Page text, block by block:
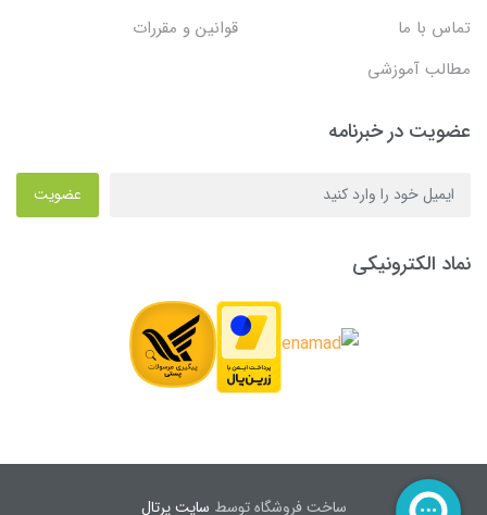
تماس با ما
قوانین و مقررات
مطالب آموزشی
عضویت در خبرنامه
عضویت
نماد الکترونیکی
ساخت فروشگاه توسط سایت پرتال